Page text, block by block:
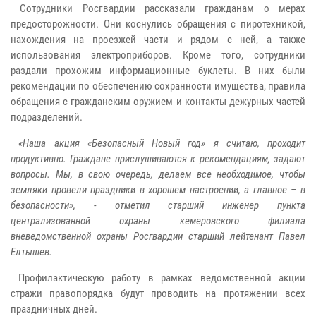
Сотрудники Росгвардии рассказали гражданам о мерах
предосторожности. Они коснулись обращения с пиротехникой,
нахождения на проезжей части и рядом с ней, а также
использования электроприборов. Кроме того, сотрудники
раздали прохожим информационные буклеты. В них были
рекомендации по обеспечению сохранности имущества, правила
обращения с гражданским оружием и контакты дежурных частей
подразделений.
«Наша акция «Безопасный Новый год» я считаю, проходит
продуктивно. Граждане прислушиваются к рекомендациям, задают
вопросы. Мы, в свою очередь, делаем все необходимое, чтобы
земляки провели праздники в хорошем настроении, а главное – в
безопасности», - отметил старший инженер пункта
централизованной охраны кемеровского филиала
вневедомственной охраны Росгвардии старший лейтенант Павел
Елтышев.
Профилактическую работу в рамках ведомственной акции
стражи правопорядка будут проводить на протяжении всех
праздничных дней.